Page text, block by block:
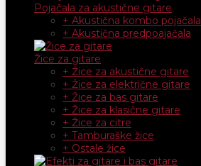
Pojačala za akustične gitare
+ Akustična kombo pojačala
+ Akustična predpoajačala
Žice za gitare
+ Žice za akustične gitare
+ Žice za električne gitare
+ Žice za bas gitare
+ Žice za klasične gitare
+ Žice za citre
+ Tamburaške žice
+ Ostale žice